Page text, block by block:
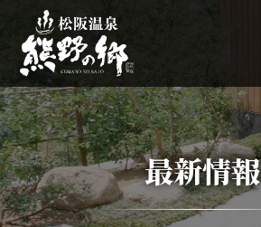
最新情報